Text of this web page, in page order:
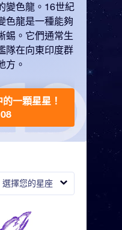
選擇您的星座
變色龍。16世紀
色龍是一種能夠
蜴。它們通常生
隊在向東印度群
方。
一顆星星！